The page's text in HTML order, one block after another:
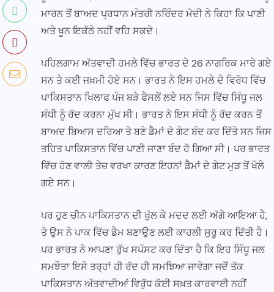
ਮਾਰਨ ਤੋਂ ਬਾਅਦ ਪ੍ਰਧਾਨ ਮੰਤਰੀ ਨਰਿੰਦਰ ਮੋਦੀ ਨੇ ਕਿਹਾ ਕਿ ਪਾਣੀ
ਅਤੇ ਖੂਨ ਇਕੱਠੇ ਨਹੀਂ ਵਹਿ ਸਕਦੇ।
ਪਹਿਲਗਾਮ ਅੱਤਵਾਦੀ ਹਮਲੇ ਵਿੱਚ ਭਾਰਤ ਦੇ 26 ਨਾਗਰਿਕ ਮਾਰੇ ਗਏ
ਸਨ ਤੇ ਕਈ ਜਖ਼ਮੀ ਹੋਏ ਸਨ। ਭਾਰਤ ਨੇ ਇਸ ਹਮਲੇ ਦੇ ਵਿਰੋਧ ਵਿੱਚ
ਪਾਕਿਸਤਾਨ ਖਿਲਾਫ ਪੰਜ ਬੜੇ ਫੈਸਲੇਂ ਲਏ ਸਨ ਜਿਸ ਵਿੱਚ ਸਿੰਧੂ ਜਲ
ਸੰਧੀ ਨੂੰ ਰੱਦ ਕਰਨਾ ਮੁੱਖ ਸੀ। ਭਾਰਤ ਨੇ ਇਸ ਸੰਧੀ ਨੂੰ ਰੱਦ ਕਰਨ ਤੋਂ
ਬਾਅਦ ਬਿਆਸ ਦਰਿਆ ਤੇ ਬਣੇ ਡੈਮਾਂ ਦੇ ਗੇਟ ਬੰਦ ਕਰ ਦਿੱਤੇ ਸਨ ਜਿਸ
ਤਹਿਤ ਪਾਕਿਸਤਾਨ ਵਿੱਚ ਪਾਣੀ ਜਾਣਾ ਬੰਦ ਹੋ ਗਿਆ ਸੀ। ਪਰ ਭਾਰਤ
ਵਿੱਚ ਹੋਣ ਵਾਲੀ ਤੇਜ਼ ਵਰਖਾ ਕਾਰਣ ਇਹਨਾਂ ਡੈਮਾਂ ਦੇ ਗੇਟ ਮੁੜ ਤੋਂ ਖੋਲੇ
ਗਏ ਸਨ।
ਪਰ ਹੁਣ ਚੀਨ ਪਾਕਿਸਤਾਨ ਦੀ ਖੁੱਲ ਕੇ ਮਦਦ ਲਈ ਅੱਗੇ ਆਇਆ ਹੈ,
ਤੇ ਉਸ ਨੇ ਪਾਕ ਵਿੱਚ ਡੈਮ ਬਣਾਉਣ ਲਈ ਕਾਹਲੀ ਸੁਰੂ ਕਰ ਦਿੱਤੀ ਹੈ।
ਪਰ ਭਾਰਤ ਨੇ ਆਪਣਾ ਰੁੱਖ ਸਪੱਸਟ ਕਰ ਦਿੱਤਾ ਹੈ ਕਿ ਇਹ ਸਿੰਧੂ ਜਲ
ਸਮਝੌਤਾ ਇਸੇ ਤਰ੍ਹਾਂ ਹੀ ਰੱਦ ਹੀ ਸਮਝਿਆ ਜਾਵੇਗਾ ਜਦੋਂ ਤੱਕ
ਪਾਕਿਸਤਾਨ ਅੱਤਵਾਦੀਆਂ ਵਿਰੁੱਧ ਕੋਈ ਸਖ਼ਤ ਕਾਰਵਾਈ ਨਹੀਂ